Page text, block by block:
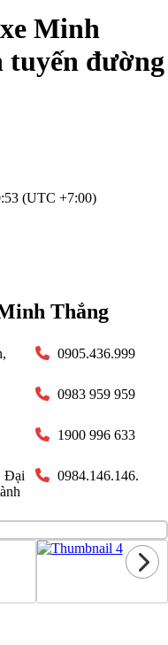
Minh
tuyến đường
(UTC +7:00)
Thắng
0905.436.999
0983 959 959
1900 996 633
Đại
0984.146.146.